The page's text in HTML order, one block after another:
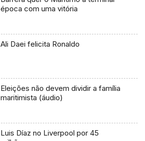
época com uma vitória
Ali Daei felicita Ronaldo
Eleições não devem dividir a família
maritimista (áudio)
Luis Díaz no Liverpool por 45